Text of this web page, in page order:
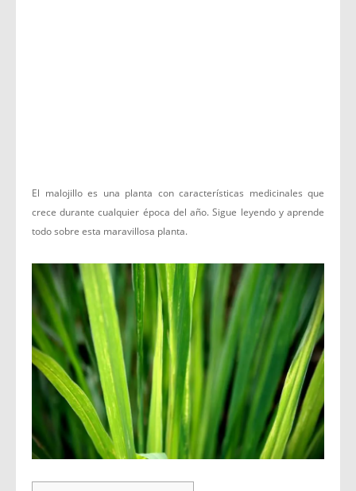
El malojillo es una planta con características medicinales que
crece durante cualquier época del año. Sigue leyendo y aprende
todo sobre esta maravillosa planta.